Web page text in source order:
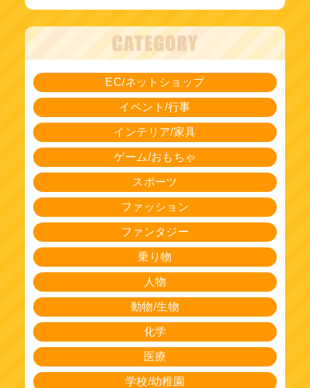
EC/ネットショップ
イベント/行事
インテリア/家具
ゲーム/おもちゃ
スポーツ
ファッション
ファンタジー
乗り物
人物
動物/生物
化学
医療
学校/幼稚園